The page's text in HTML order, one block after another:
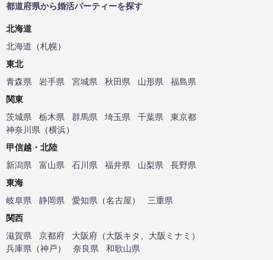
都道府県から婚活パーティーを探す
北海道
北海道 （札幌）
東北
青森県
岩手県 宮城県 秋田県 山形県
福島県
関東
茨城県
栃木県 群馬県 埼玉県 千葉県
東京都
神奈川県 （横浜）
甲信越・北陸
新潟県
富山県 石川県 福井県 山梨県
長野県
東海
岐阜県
静岡県 愛知県 （名古屋）
三重県
関西
滋賀県
京都府 大阪府 （大阪キタ 大阪ミナミ ）
兵庫県 （神戸） 奈良県
和歌山県